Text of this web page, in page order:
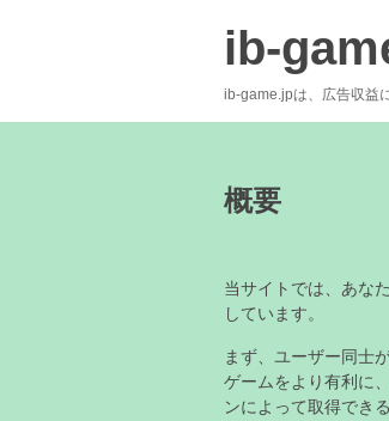
ib-
ib-game.jpは、広告収益
概要
当サイトでは、あな
しています。
まず、ユーザー同士
ゲームをより有利に
ンによって取得でき